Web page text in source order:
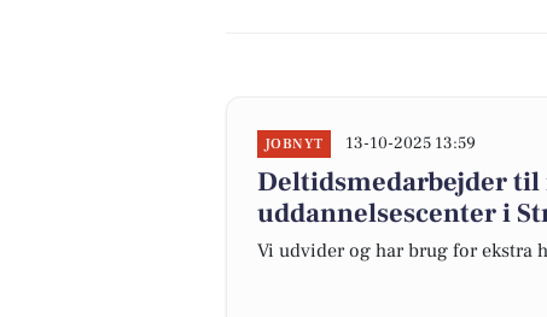
JOBNYT 13-10-2025 13:59
Deltidsmedarbejder til
uddannelsescenter i
Vi udvider og har brug for ekstra